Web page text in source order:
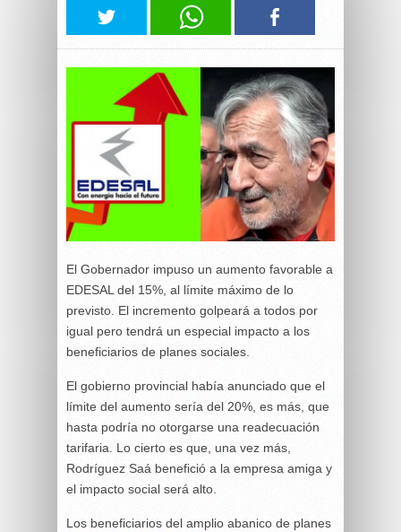
El Gobernador impuso un aumento favorable a
EDESAL del 15%, al límite máximo de lo
previsto. El incremento golpeará a todos por
igual pero tendrá un especial impacto a los
beneficiarios de planes sociales.
El gobierno provincial había anunciado que el
límite del aumento sería del 20%, es más, que
hasta podría no otorgarse una readecuación
tarifaria. Lo cierto es que, una vez más,
Rodríguez Saá benefició a la empresa amiga y
el impacto social será alto.
Los beneficiarios del amplio abanico de planes